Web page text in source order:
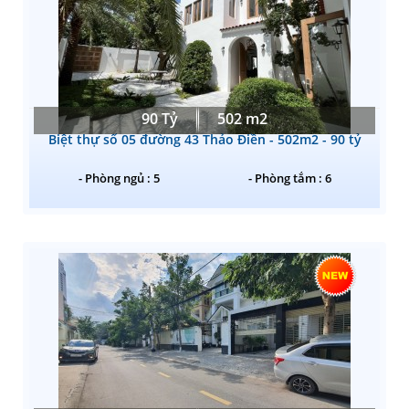
90 Tỷ 502 m2
Biệt thự số 05 đường 43 Thảo Điền - 502m2 - 90 tỷ
- Phòng ngủ : 5 - Phòng tắm : 6